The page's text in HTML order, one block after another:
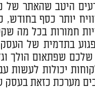
היטב שהאתר
יותר כסף
חמורות בכל מה
בתדמית של
שפתאום הולך
יכולות לעשות
מערכת כזאת בעסק